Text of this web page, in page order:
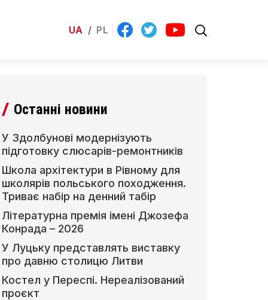
UA / PL
Останні новини
У Здолбунові модернізують
підготовку слюсарів-ремонтників
Школа архітектури в Рівному для
школярів польського походження.
Триває набір на денний табір
Літературна премія імені Джозефа
Конрада – 2026
У Луцьку представлять виставку
про давню столицю Литви
Костел у Переспі. Нереалізований
проєкт